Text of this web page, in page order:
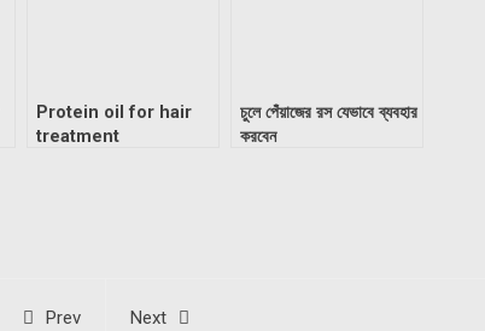
Protein oil for hair
treatment
চুলে পেঁয়াজের রস যেভাবে ব্যবহার
করবেন
Prev
Next